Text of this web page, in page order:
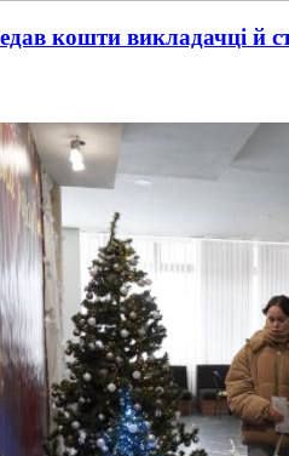
кошти викладачці й